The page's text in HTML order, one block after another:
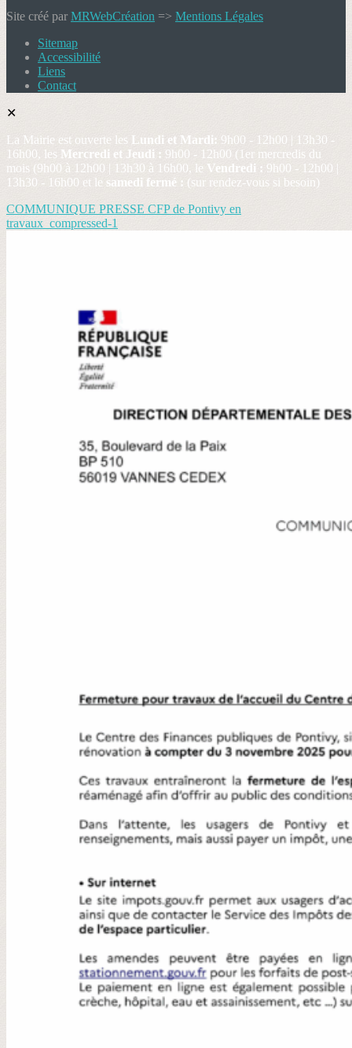
Site créé par MRWebCréation => Mentions Légales
Sitemap
Accessibilité
Liens
Contact
✕
La Mairie est ouverte les Lundi et Mardi: 9h00 - 12h00 | 13h30 -
16h00, les Mercredi et Jeudi : 9h00 - 12h00 (1er mercredis du
mois (9h00 à 12h00 | 13h30 à 16h00, le Vendredi : 9h00 - 12h00 |
13h30 - 16h00 et le samedi fermé : (sur rendez-vous si besoin)
COMMUNIQUE PRESSE CFP de Pontivy en
travaux_compressed-1